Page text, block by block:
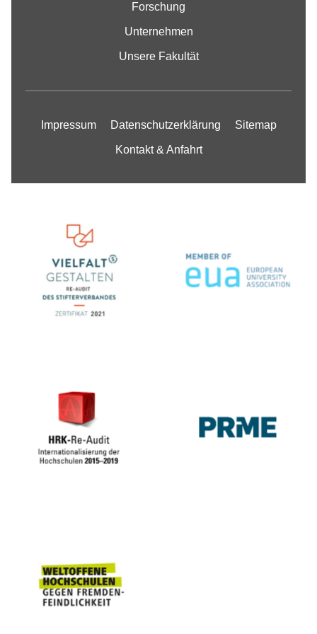
Forschung
Unternehmen
Unsere Fakultät
Impressum Datenschutzerklärung Sitemap
Kontakt & Anfahrt